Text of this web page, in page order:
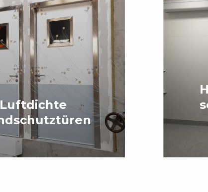
Luftdichte